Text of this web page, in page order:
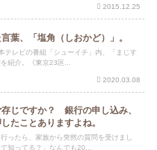
2015.12.25
葉、「塩角（しおかど）」。
テレビの番組「シューイチ」内、「まじす
紹介。《東京23区...
2020.03.08
じですか？ 銀行の申し込み、
たことありますよね。
ったら、家族から突然の質問を受けまし
知ってる？」なんでも20...